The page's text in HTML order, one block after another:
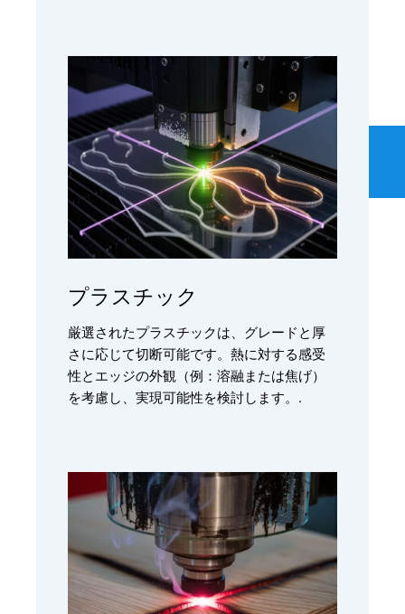
プラスチック
厳選されたプラスチックは、グレードと厚
さに応じて切断可能です。熱に対する感受
性とエッジの外観（例：溶融または焦げ）
を考慮し、実現可能性を検討します。.